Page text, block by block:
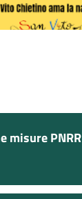
misure PNRR